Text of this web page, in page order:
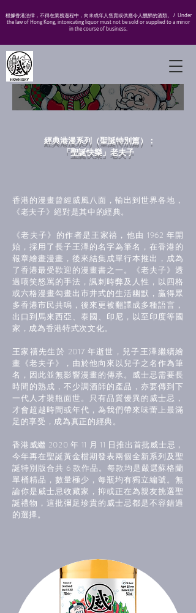
根據香港法律，不得在業務過程中，向未成年人售賣或供應令人醺醉的酒類。 / Under
the law of Hong Kong, intoxicating liquor must not be sold or supplied to a minor
in the course of business.
經典港漫系列（聖誕特別篇）：
「聖誕快樂」老夫子
香港的漫畫曾經威風八面，輸出到世界各地，
《老夫子》絕對是其中的經典。
《老夫子》的作者是王家禧，他由 1962 年開
始，採用了長子王澤的名字為筆名，在香港的
報章繪畫漫畫，後來結集成單行本推出，成為
了香港最受歡迎的漫畫書之一。《老夫子》透
過嘻笑怒罵的手法，諷刺時弊及人性，以四格
或六格漫畫勾畫出市井式的生活幽默，贏得眾
多香港市民共鳴，後來更被翻譯成多種語言，
出口到馬來西亞、泰國、印尼，以至印度等國
家，成為香港特式次文化。
王家禧先生於 2017 年逝世，兒子王澤繼續繪
畫《老夫子》，由於他向來以兒子之名作為筆
名，因此並無影響漫畫的傳承。威士忌需要長
時間的熟成，不少調酒師的產品，亦要傳到下
一代人才裝瓶面世。只有品質優異的威士忌，
才會超越時間或年代，為我們帶來味蕾上最滿
足的享受，成為真正的經典。
香港威繼 2020 年 11 月 11 日推出首批威士忌，
今年再在聖誕黃金檔期發表兩個全新系列及聖
誕特別版合共 6 款作品。每款均是嚴選蘇格蘭
單桶精品，數量極少，每瓶均有獨立編號。無
論你是威士忌收藏家，抑或正在為親友挑選聖
誕禮物，這批彌足珍貴的威士忌都是不容錯過
的選擇。